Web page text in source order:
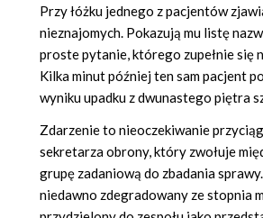
Przy łóżku jednego z pacjentów
nieznajomych. Pokazują mu listę
proste pytanie, którego zupełnie się
Kilka minut później ten sam pacjent
wyniku upadku z dwunastego piętra
Zdarzenie to nieoczekiwanie
sekretarza obrony, który zwołuje
grupę zadaniową do zbadania
niedawno zdegradowany ze stopnia